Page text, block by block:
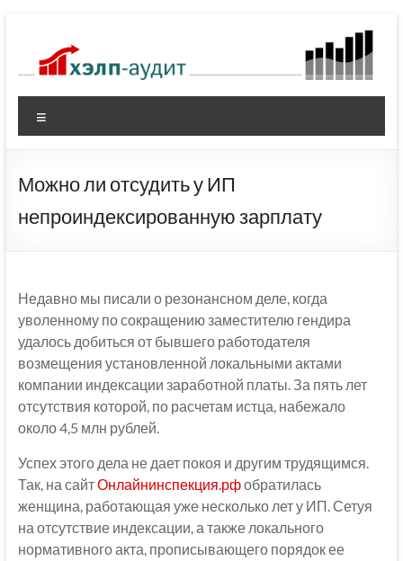
содержимому
Можно ли отсудить у ИП
непроиндексированную зарплату
Недавно мы писали о резонансном деле, когда
уволенному по сокращению заместителю гендира
удалось добиться от бывшего работодателя
возмещения установленной локальными актами
компании индексации заработной платы. За пять лет
отсутствия которой, по расчетам истца, набежало
около 4,5 млн рублей.
Успех этого дела не дает покоя и другим трудящимся.
Так, на сайтОнлайнинспекция.рфобратилась
женщина, работающая уже несколько лет у ИП. Сетуя
на отсутствие индексации, а также локального
нормативного акта, прописывающего порядок ее